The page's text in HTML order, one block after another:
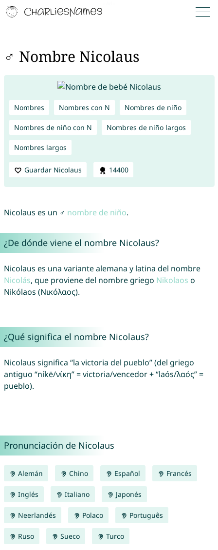
♂ Nombre Nicolaus
Nombres Nombres con N Nombres de niño
Nombres de niño con N Nombres de niño largos
Nombres largos
Guardar Nicolaus 14400
Nicolaus es un ♂ nombre de niño.
¿De dónde viene el nombre Nicolaus?
Nicolaus es una variante alemana y latina del nombre
Nicolás, que proviene del nombre griego Nikolaos o
Nikólaos (Νικόλαος).
¿Qué significa el nombre Nicolaus?
Nicolaus significa “la victoria del pueblo” (del griego
antiguo “níkē/νίκη” = victoria/vencedor + “laós/λαός” =
pueblo).
Pronunciación de Nicolaus
Alemán Chino Español Francés
Inglés Italiano Japonés
Neerlandés Polaco Português
Ruso Sueco Turco